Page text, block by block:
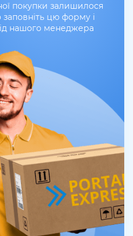
покупки залишилося
заповніть цю форму і
нашого менеджера